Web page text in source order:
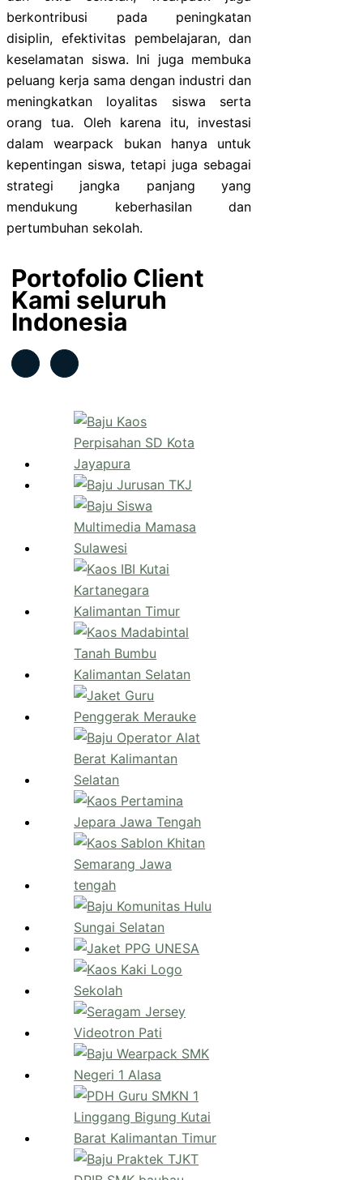
berkontribusi pada peningkatan
disiplin, efektivitas pembelajaran, dan
keselamatan siswa. Ini juga membuka
peluang kerja sama dengan industri dan
meningkatkan loyalitas siswa serta
orang tua. Oleh karena itu, investasi
dalam wearpack bukan hanya untuk
kepentingan siswa, tetapi juga sebagai
strategi jangka panjang yang
mendukung keberhasilan dan
pertumbuhan sekolah.
Portofolio Client
Kami seluruh
Indonesia